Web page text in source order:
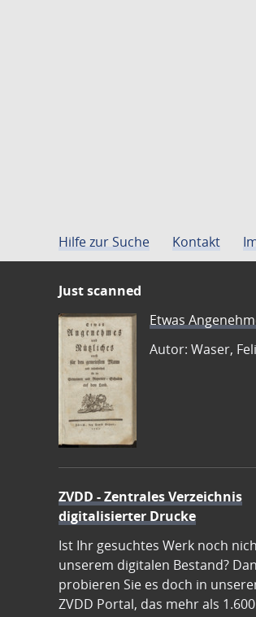
Hilfe zur Suche Kontakt
Just scanned
Etwas
Autor: Waser,
ZVDD - Zentrales Verzeichnis
digitalisierter Drucke
Ist Ihr gesuchtes Werk noch
unserem digitalen Bestand?
probieren Sie es doch in
ZVDD Portal, das mehr als